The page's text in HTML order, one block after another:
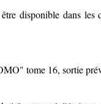
disponible dans
tome 16, sortie